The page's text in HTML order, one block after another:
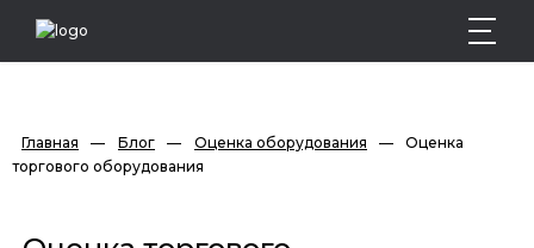
Главная — Блог — Оценка оборудования —
Оценка
торгового оборудования